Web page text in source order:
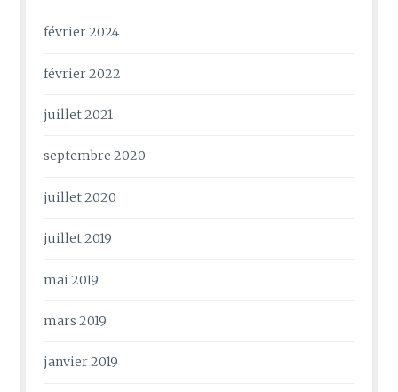
février 2024
février 2022
juillet 2021
septembre 2020
juillet 2020
juillet 2019
mai 2019
mars 2019
janvier 2019